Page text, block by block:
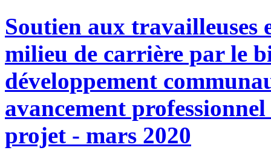
Soutien aux travailleuses
milieu de carrière par le
développement
avancement
projet - mars 2020